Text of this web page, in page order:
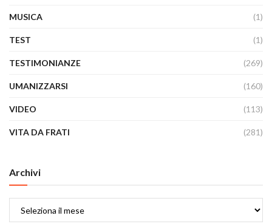
MUSICA (1)
TEST (1)
TESTIMONIANZE (269)
UMANIZZARSI (160)
VIDEO (113)
VITA DA FRATI (281)
Archivi